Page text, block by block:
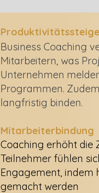
Business Coaching
Mitarbeitern, was
Unternehmen
Programmen.
langfristig binden.
Mitarbeiterbindung
Coaching erhöht die
Teilnehmer fühlen
Engagement,
gemacht werden